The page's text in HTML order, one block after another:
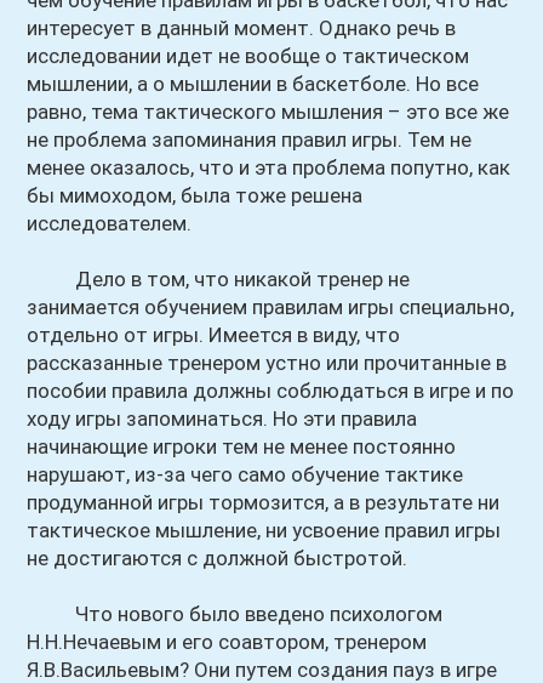
интересует в данный момент. Однако речь в
исследовании идет не вообще о тактическом
мышлении, а о мышлении в баскетболе. Но все
равно, тема тактического мышления – это все же
не проблема запоминания правил игры. Тем не
менее оказалось, что и эта проблема попутно, как
бы мимоходом, была тоже решена
исследователем.
Дело в том, что никакой тренер не
занимается обучением правилам игры специально,
отдельно от игры. Имеется в виду, что
рассказанные тренером устно или прочитанные в
пособии правила должны соблюдаться в игре и по
ходу игры запоминаться. Но эти правила
начинающие игроки тем не менее постоянно
нарушают, из-за чего само обучение тактике
продуманной игры тормозится, а в результате ни
тактическое мышление, ни усвоение правил игры
не достигаются с должной быстротой.
Что нового было введено психологом
Н.Н.Нечаевым и его соавтором, тренером
Я.В.Васильевым? Они путем создания пауз в игре